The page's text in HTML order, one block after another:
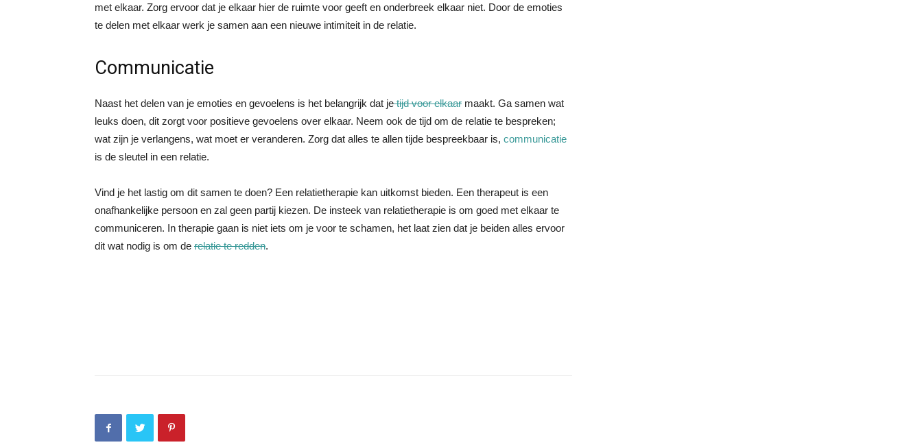
met elkaar. Zorg ervoor dat je elkaar hier de ruimte voor geeft en onderbreek elkaar niet. Door de emoties
te delen met elkaar werk je samen aan een nieuwe intimiteit in de relatie.
Communicatie
Naast het delen van je emoties en gevoelens is het belangrijk dat jetijd voor elkaar maakt. Ga samen wat
leuks doen, dit zorgt voor positieve gevoelens over elkaar. Neem ook de tijd om de relatie te bespreken;
wat zijn je verlangens, wat moet er veranderen. Zorg dat alles te allen tijde bespreekbaar is, communicatie
is de sleutel in een relatie.
Vind je het lastig om dit samen te doen? Een relatietherapie kan uitkomst bieden. Een therapeut is een
onafhankelijke persoon en zal geen partij kiezen. De insteek van relatietherapie is om goed met elkaar te
communiceren. In therapie gaan is niet iets om je voor te schamen, het laat zien dat je beiden alles ervoor
dit wat nodig is om de relatie te redden.